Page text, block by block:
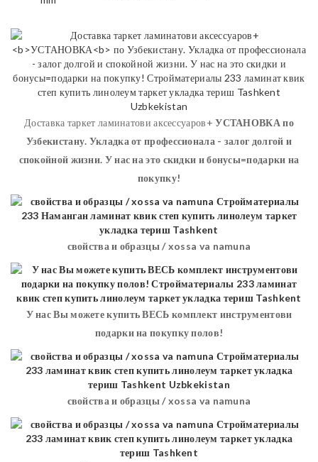
Доставка таркет ламинатови аксессуаров+УСТАНОВКАпо
Узбекистану. Укладка от профессионала - залог долгой и
спокойной жизни. У нас на это скидки и бонусы=подарки на
покупку!
свойства и образцы / xossa va namuna
У нас Вы можете купить ВЕСЬ комплект инструментови
подарки на покупку полов!
свойства и образцы / xossa va namuna